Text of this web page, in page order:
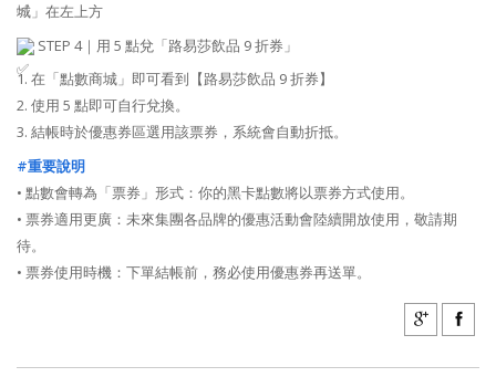
城」在左上方
STEP 4｜用 5 點兌「路易莎飲品 9 折券」
1. 在「點數商城」即可看到【路易莎飲品 9 折券】
2. 使用 5 點即可自行兌換。
3. 結帳時於優惠券區選用該票券，系統會自動折抵。
#重要說明
• 點數會轉為「票券」形式：你的黑卡點數將以票券方式使用。
• 票券適用更廣：未來集團各品牌的優惠活動會陸續開放使用，敬請期
待。
• 票券使用時機：下單結帳前，務必使用優惠券再送單。